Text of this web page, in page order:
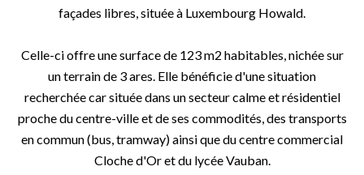
façades libres, située à Luxembourg Howald.
Celle-ci offre une surface de 123 m2 habitables, nichée sur
un terrain de 3 ares. Elle bénéficie d'une situation
recherchée car située dans un secteur calme et résidentiel
proche du centre-ville et de ses commodités, des transports
en commun (bus, tramway) ainsi que du centre commercial
Cloche d'Or et du lycée Vauban.